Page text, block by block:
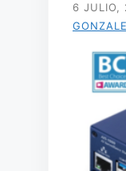
6 JULIO,